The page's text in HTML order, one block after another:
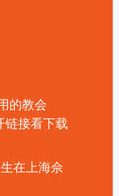
的教会
链接看下载
在上海佘